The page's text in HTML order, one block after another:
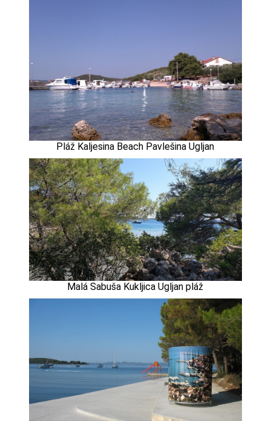
Pláž Kaljesina Beach Pavlešina Ugljan
Malá Sabuša Kukljica Ugljan pláž